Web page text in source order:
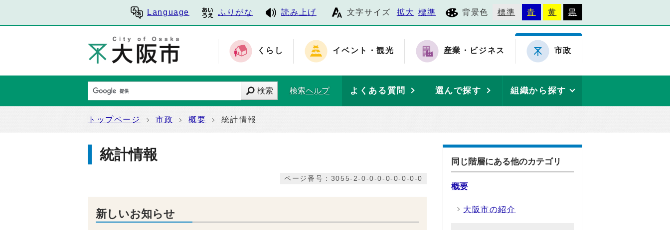
Language ふりがな 読み上げ 文字サイズ 拡大 標準 背景色 標準 青 黄 黒
くらし イベント・観光 産業・ビジネス 市政
検索 検索ヘルプ よくある質問 選んで探す 組織から探す
トップページ 市政 概要 統計情報
統計情報
ページ番号：3055-2-0-0-0-0-0-0-0-0
新しいお知らせ
同じ階層にある他のカテゴリ
概要
大阪市の紹介